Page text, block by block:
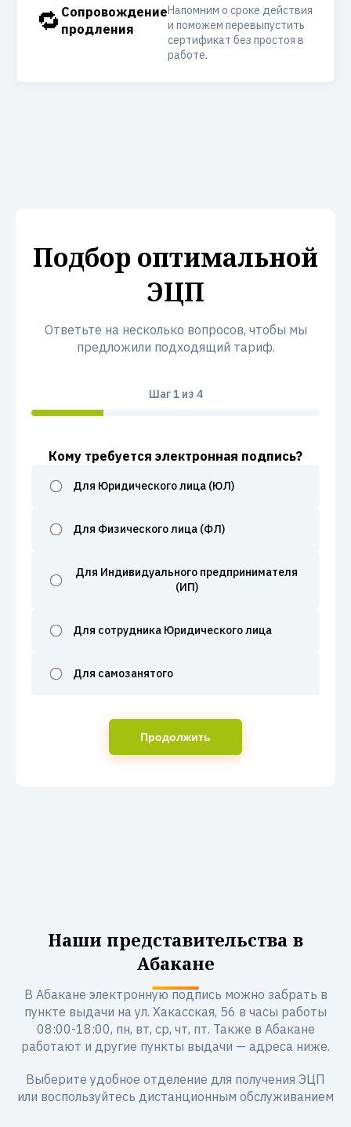
🔁 Сопровождение
продления
Напомним о сроке действия
и поможем перевыпустить
сертификат без простоя в
работе.
Подбор оптимальной
ЭЦП
Ответьте на несколько вопросов, чтобы мы
предложили подходящий тариф.
Шаг1из 4
Кому требуется электронная подпись?
Для Юридического лица (ЮЛ)
Для Физического лица (ФЛ)
Для Индивидуального предпринимателя
(ИП)
Для сотрудника Юридического лица
Для самозанятого
Продолжить
Наши представительства в
Абакане
В Абакане электронную подпись можно забрать в
пункте выдачи на ул. Хакасская, 56 в часы работы
08:00-18:00, пн, вт, ср, чт, пт. Также в Абакане
работают и другие пункты выдачи — адреса ниже.
Выберите удобное отделение для получения ЭЦП
или воспользуйтесь дистанционным обслуживанием